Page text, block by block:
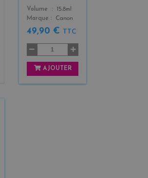
Color
Volume
15.8ml
Marque
Canon
49,90 € TTC
AJOUTER